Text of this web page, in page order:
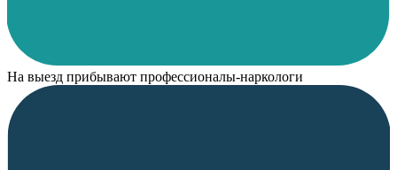
На выезд прибывают профессионалы-наркологи